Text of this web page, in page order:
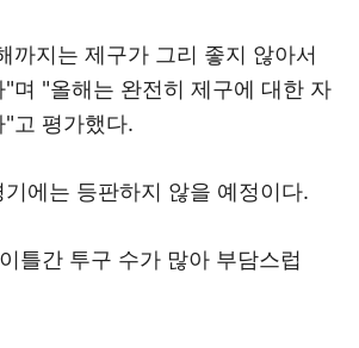
까지는 제구가 그리 좋지 않아서
며 "올해는 완전히 제구에 대한 자
고 평가했다.
에는 등판하지 않을 예정이다.
틀간 투구 수가 많아 부담스럽